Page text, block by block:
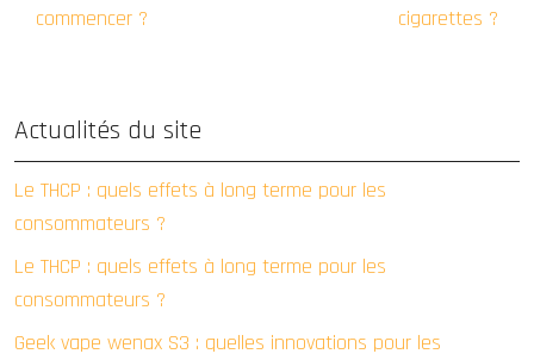
commencer ?
cigarettes ?
Actualités du site
Le THCP : quels effets à long terme pour les
consommateurs ?
Le THCP : quels effets à long terme pour les
consommateurs ?
Geek vape wenax S3 : quelles innovations pour les